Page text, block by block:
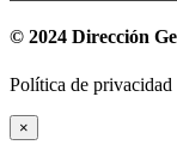
© 2024 Dirección
Política de privacidad
×